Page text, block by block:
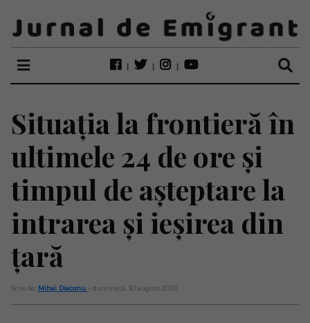
Situația la frontieră în
ultimele 24 de ore și
timpul de așteptare la
intrarea și ieșirea din
țară
Scris de: Mihai Diaconu - duminică, 30 august 2020